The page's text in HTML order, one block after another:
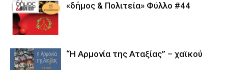
«δήμος & Πολιτεία» Φύλλο #44
“Η Αρμονία της Αταξίας” – χαϊκού